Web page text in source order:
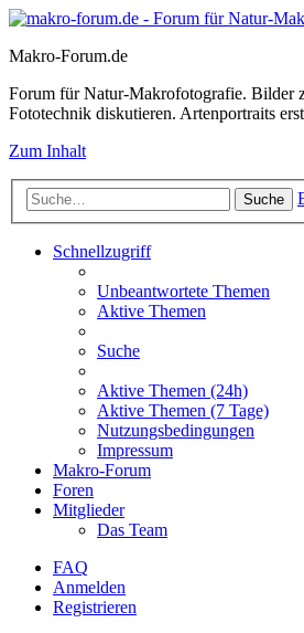
Makro-Forum.de
Forum für Natur-Makrofotografie. Bilder
Fototechnik diskutieren. Artenportraits
Zum Inhalt
Suche
Schnellzugriff
Unbeantwortete Themen
Aktive Themen
Suche
Aktive Themen (24h)
Aktive Themen (7 Tage)
Nutzungsbedingungen
Impressum
Makro-Forum
Foren
Mitglieder
Das Team
FAQ
Anmelden
Registrieren